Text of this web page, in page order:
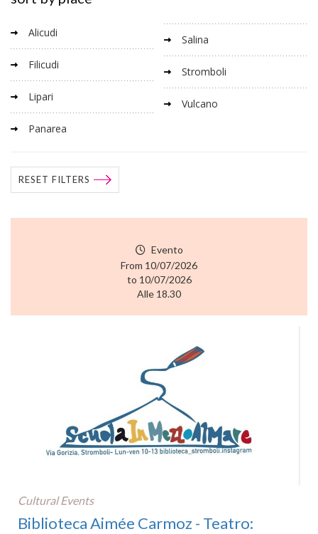
Alicudi
Filicudi
Lipari
Panarea
Salina
Stromboli
Vulcano
RESET FILTERS
Evento
From 10/07/2026
to 10/07/2026
Alle 18.30
Cultural Events
Biblioteca Aimée Carmoz - Teatro: